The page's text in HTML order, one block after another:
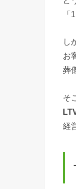
し
お
葬
そ
経